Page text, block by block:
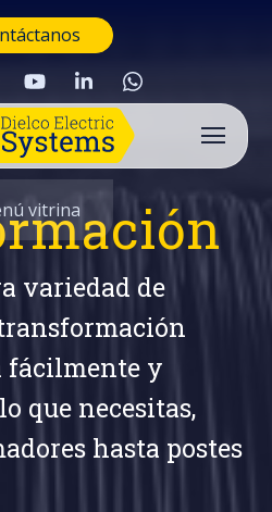
vitrina
variedad de
fácilmente y
que necesitas,
hasta postes